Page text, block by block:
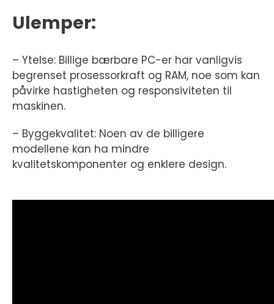
Ulemper:
– Ytelse: Billige bærbare PC-er har vanligvis
begrenset prosessorkraft og RAM, noe som kan
påvirke hastigheten og responsiviteten til
maskinen.
– Byggekvalitet: Noen av de billigere
modellene kan ha mindre
kvalitetskomponenter og enklere design.